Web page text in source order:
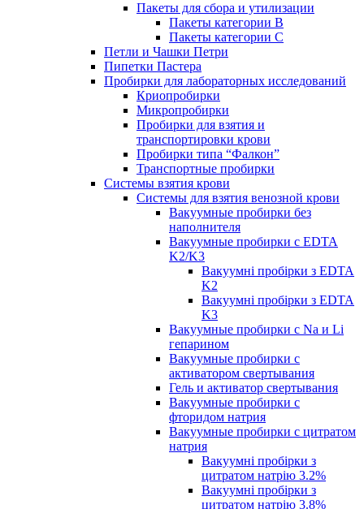
Пакеты для сбора и утилизации
Пакеты категории B
Пакеты категории C
Петли и Чашки Петри
Пипетки Пастера
Пробирки для лабораторных исследований
Криопробирки
Микропробирки
Пробирки для взятия и
транспортировки крови
Пробирки типа “Фалкон”
Транспортные пробирки
Системы взятия крови
Системы для взятия венозной крови
Вакуумные пробирки без
наполнителя
Вакуумные пробирки с EDTA
K2/K3
Вакуумні пробірки з EDTA
K2
Вакуумні пробірки з EDTA
K3
Вакуумные пробирки с Na и Li
гепарином
Вакуумные пробирки с
активатором свертывания
Гель и активатор свертывания
Вакуумные пробирки с
фторидом натрия
Вакуумные пробирки с цитратом
натрия
Вакуумні пробірки з
цитратом натрію 3.2%
Вакуумні пробірки з
цитратом натрію 3.8%